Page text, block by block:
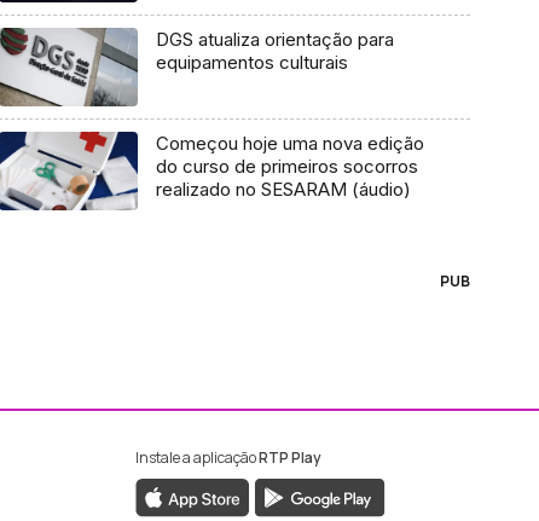
DGS atualiza orientação para
equipamentos culturais
Começou hoje uma nova edição
do curso de primeiros socorros
realizado no SESARAM (áudio)
PUB
da RTP Madeira
da RTP Madeira
Instale a aplicaçãoRTP Play